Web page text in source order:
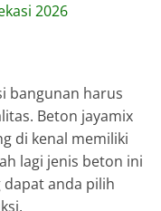
2026
bangunan harus
Beton jayamix
di kenal memiliki
lagi jenis beton ini
anda pilih